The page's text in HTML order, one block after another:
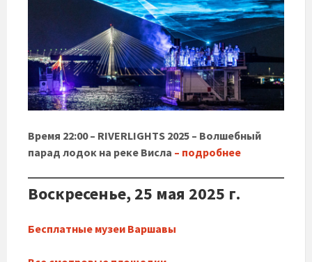
Время 22:00 – RIVERLIGHTS 2025 – Волшебный
парад лодок на реке Висла – подробнее
Воскресенье, 25 мая 2025 г.
Бесплатные музеи Варшавы